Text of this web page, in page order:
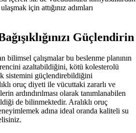
için attığınız adımları
Güçlendirin
bilimsel çalışmalar bu beslenme planının
azaltabildiğini, kötü kolesterolü
sistemini güçlendirebildiğini
oruç diyeti ile vücuttaki zararlı ve
ardındırılması olarak tanımlanabilen
de bilinmektedir. Aralıklı oruç
adına ideal oranda kaliteli su